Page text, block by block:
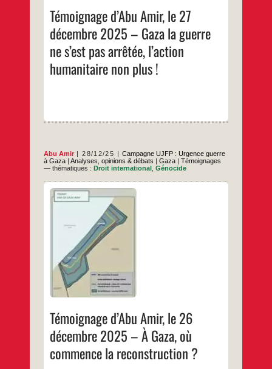
Témoignage d’Abu Amir, le 27
décembre 2025 – Gaza la guerre
ne s’est pas arrêtée, l’action
humanitaire non plus !
2025
–
Gaza
la
guerre
ne
s’est
pas
Abu Amir 28/12/25
Campagne UJFP : Urgence guerre
à Gaza |Analyses, opinions & débats |Gaza |Témoignages
— thématiques :Droit international ,Génocide
Témoignage d’Abu Amir, le 26
décembre 2025 – À Gaza, où
commence la reconstruction ?
Abu Amir explique comment le «
désarmement » glisse d’une solution
proclamée à un instrument de blocage
dissimulé, une gestion méthodique de
l’impasse. Chaque fois que la question du «
désarmement du Hamas » est remise sur la
table dans le discours israélien, elle est
présentée comme l’entrée naturelle pour
…
26
2025
Gaza,
où
la